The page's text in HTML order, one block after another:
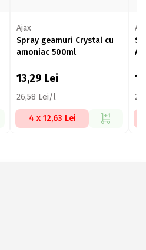
Ajax
Spray geamuri Crystal cu
amoniac 500ml
13,29 Lei
26,58 Lei/l
4 x 12,63 Lei